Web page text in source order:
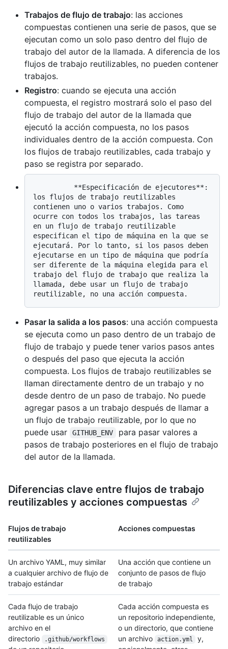
Trabajos de flujo de trabajo: las acciones
compuestas contienen una serie de pasos, que se
ejecutan como un solo paso dentro del flujo de
trabajo del autor de la llamada. A diferencia de los
flujos de trabajo reutilizables, no pueden contener
trabajos.
Registro: cuando se ejecuta una acción
compuesta, el registro mostrará solo el paso del
flujo de trabajo del autor de la llamada que
ejecutó la acción compuesta, no los pasos
individuales dentro de la acción compuesta. Con
los flujos de trabajo reutilizables, cada trabajo y
paso se registra por separado.
los flujos de trabajo reutilizables
contienen uno o varios trabajos. Como
ocurre con todos los trabajos, las tareas
en un flujo de trabajo reutilizable
especifican el tipo de máquina en la que se
ejecutará. Por lo tanto, si los pasos deben
ejecutarse en un tipo de máquina que podría
ser diferente de la máquina elegida para el
trabajo del flujo de trabajo que realiza la
llamada, debe usar un flujo de trabajo
Pasar la salida a los pasos: una acción compuesta
se ejecuta como un paso dentro de un trabajo de
flujo de trabajo y puede tener varios pasos antes
o después del paso que ejecuta la acción
compuesta. Los flujos de trabajo reutilizables se
llaman directamente dentro de un trabajo y no
desde dentro de un paso de trabajo. No puede
agregar pasos a un trabajo después de llamar a
un flujo de trabajo reutilizable, por lo que no
puede usar
GITHUB_ENV
para pasar valores a
pasos de trabajo posteriores en el flujo de trabajo
del autor de la llamada.
Diferencias clave entre flujos de trabajo
reutilizables y acciones compuestas
Flujos de trabajo
reutilizables
Acciones compuestas
Un archivo YAML, muy similar
a cualquier archivo de flujo de
trabajo estándar
Una acción que contiene un
conjunto de pasos de flujo
de trabajo
Cada flujo de trabajo
reutilizable es un único
archivo en el
directorio
.github/workflows
Cada acción compuesta es
un repositorio independiente,
o un directorio, que contiene
un archivo
action.yml
y,